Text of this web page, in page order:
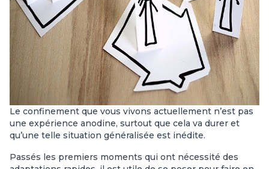
Le confinement que vous vivons actuellement n’est pas
une expérience anodine, surtout que cela va durer et
qu’une telle situation généralisée est inédite.
Passés les premiers moments qui ont nécessité des